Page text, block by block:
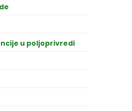
u poljoprivredi